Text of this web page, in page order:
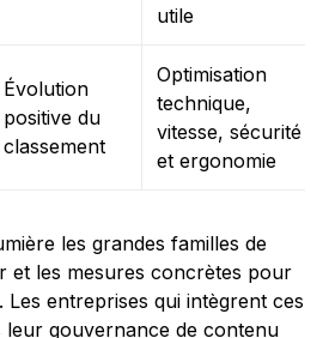
utile
Évolution
positive du
classement
Optimisation
technique,
vitesse, sécurité
et ergonomie
les grandes familles de
et les mesures concrètes pour
Les entreprises qui intègrent ces
leur gouvernance de contenu